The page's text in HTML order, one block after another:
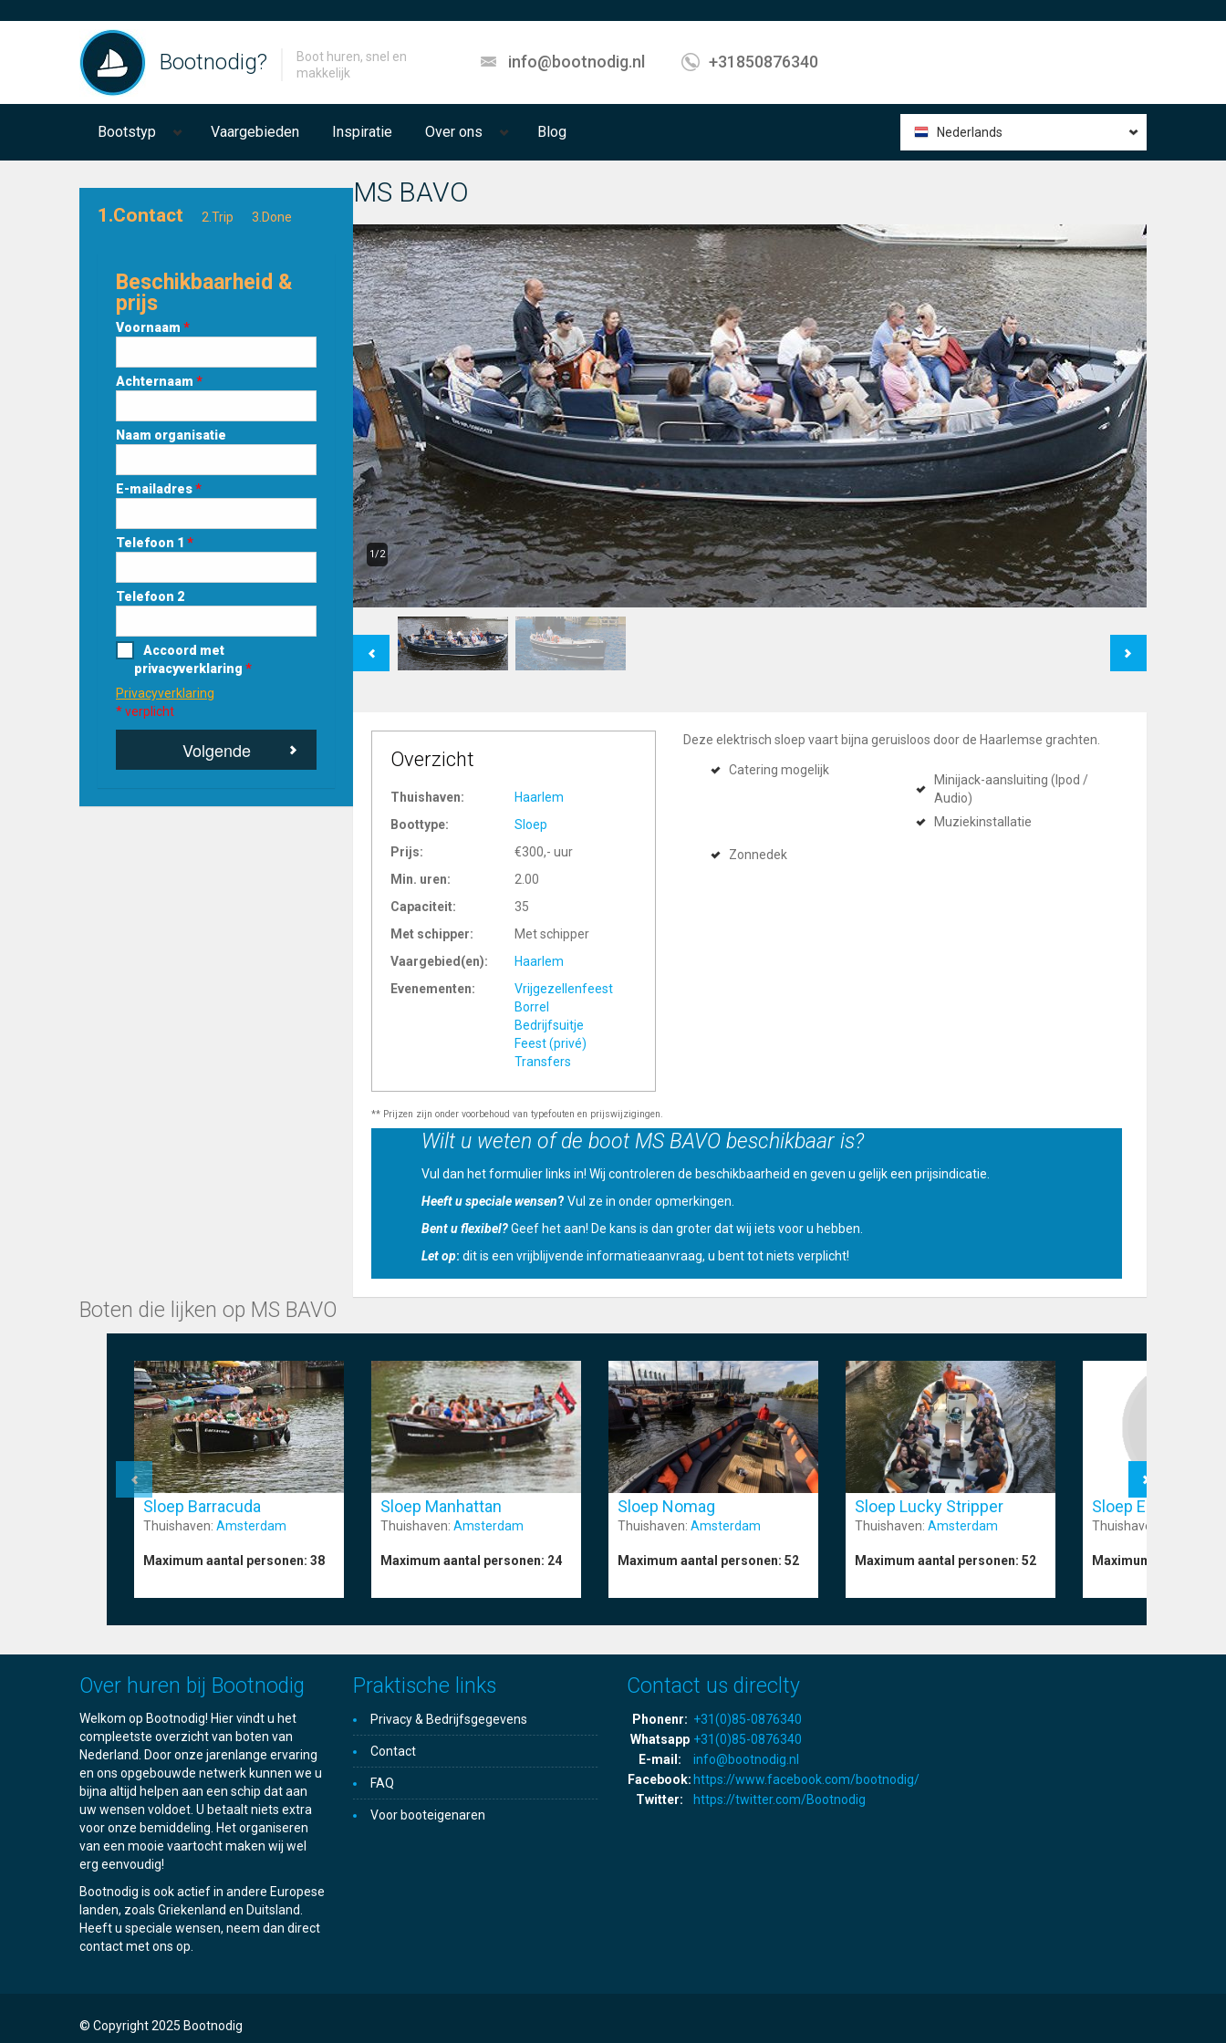
Bootnodig?
Boot huren, snel en
makkelijk
info@bootnodig.nl +31850876340
Bootstyp Vaargebieden Inspiratie Over ons Blog Nederlands
1.Contact 2.Trip 3.Done
Beschikbaarheid &
prijs
Voornaam *
Achternaam *
Naam organisatie
E-mailadres*
Telefoon 1 *
Telefoon 2
Accoord met
privacyverklaring *
Privacyverklaring
* verplicht
Volgende
MS BAVO
1/2
Overzicht
Thuishaven:
Haarlem
Boottype:
Sloep
Prijs:
€300,- uur
Min. uren:
2.00
Capaciteit:
35
Met schipper:
Met schipper
Vaargebied(en):
Haarlem
Evenementen:
Vrijgezellenfeest
Borrel
Bedrijfsuitje
Feest (privé)
Transfers
Deze elektrisch sloep vaart bijna geruisloos door de Haarlemse grachten.
Catering mogelijk
Minijack-aansluiting (Ipod /
Audio)
Muziekinstallatie
Zonnedek
** Prijzen zijn onder voorbehoud van typefouten en prijswijzigingen.
Wilt u weten of de boot MS BAVO beschikbaar is?
Vul dan het formulier links in! Wij controleren de beschikbaarheid en geven u gelijk een prijsindicatie.
Heeft u speciale wensen? Vul ze in onder opmerkingen.
Bent u flexibel?Geef het aan! De kans is dan groter dat wij iets voor u hebben.
Let op: dit is een vrijblijvende informatieaanvraag, u bent tot niets verplicht!
Boten die lijken op MS BAVO
Sloep Barracuda
Thuishaven: Amsterdam
Maximum aantal personen: 38
Sloep Manhattan
Thuishaven: Amsterdam
Maximum aantal personen: 24
Sloep Nomag
Thuishaven: Amsterdam
Maximum aantal personen: 52
Sloep Lucky Stripper
Thuishaven: Amsterdam
Maximum aantal personen: 52
Sloep Elektrische
Thuishaven:
Maximum aantal
Over huren bij Bootnodig
Welkom op Bootnodig! Hier vindt u het
compleetste overzicht van boten van
Nederland. Door onze jarenlange ervaring
en ons opgebouwde netwerk kunnen we u
bijna altijd helpen aan een schip dat aan
uw wensen voldoet. U betaalt niets extra
voor onze bemiddeling. Het organiseren
van een mooie vaartocht maken wij wel
erg eenvoudig!
Bootnodig is ook actief in andere Europese
landen, zoals Griekenland en Duitsland.
Heeft u speciale wensen, neem dan direct
contact met ons op.
Praktische links
Privacy & Bedrijfsgegevens
Contact
FAQ
Voor booteigenaren
Contact us direclty
Phonenr: +31(0)85-0876340
Whatsapp +31(0)85-0876340
E-mail:
info@bootnodig.nl
Facebook: https://www.facebook.com/bootnodig/
Twitter:
https://twitter.com/Bootnodig
© Copyright 2025 Bootnodig